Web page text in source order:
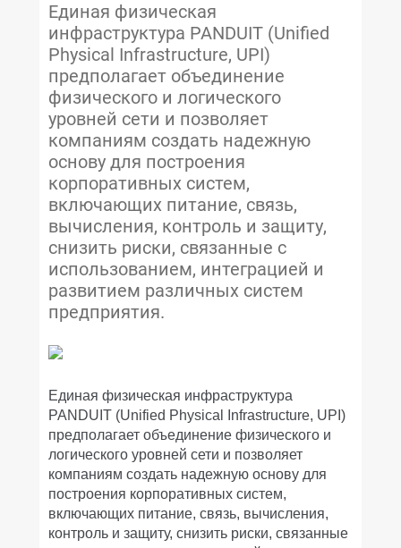
Единая физическая
инфраструктура PANDUIT (Unified
Physical Infrastructure, UPI)
предполагает объединение
физического и логического
уровней сети и позволяет
компаниям создать надежную
основу для построения
корпоративных систем,
включающих питание, связь,
вычисления, контроль и защиту,
снизить риски, связанные с
использованием, интеграцией и
развитием различных систем
предприятия.
Единая физическая инфраструктура
PANDUIT (Unified Physical Infrastructure, UPI )
предполагает объединение физического и
логического уровней сети и позволяет
компаниям создать надежную основу для
построения корпоративных систем,
включающих питание, связь, вычисления,
контроль и защиту, снизить риски, связанные